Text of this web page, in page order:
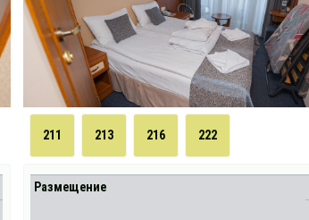
211 213 216 222
Размещение